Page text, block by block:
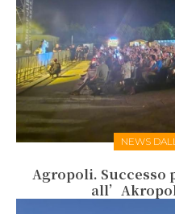
NEWS
Agropoli. Successo